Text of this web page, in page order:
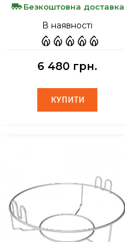
Безкоштовна доставка
В наявності
6 480 грн.
КУПИТИ
КУПИТИ